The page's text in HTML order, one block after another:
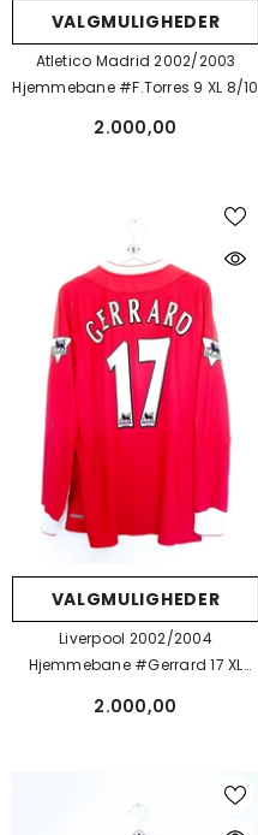
VALGMULIGHEDER
Atletico Madrid 2002/2003
Hjemmebane #F.Torres 9 XL 8/10
2.000,00
VALGMULIGHEDER
Liverpool 2002/2004
Hjemmebane #Gerrard 17 XL
2.000,00